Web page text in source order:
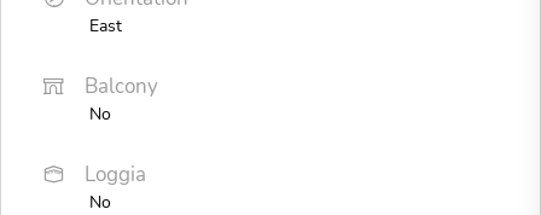
East
Balcony
No
Loggia
No